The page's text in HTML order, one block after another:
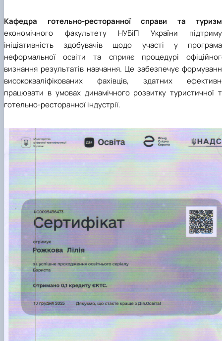
Кафедра готельно-ресторанної справи та
економічного факультету НУБіП України
ініціативність здобувачів щодо участі у
неформальної освіти та сприяє процедурі
визнання результатів навчання. Це забезпечує
висококваліфікованих фахівців, здатних
працювати в умовах динамічного розвитку туристичної
готельно-ресторанної індустрії.
02